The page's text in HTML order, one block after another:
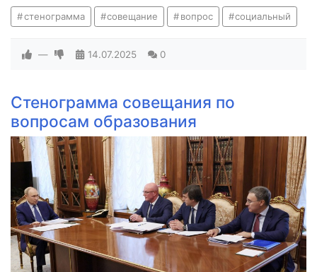
стенограмма совещание вопрос социальный
— 14.07.2025 0
Стенограмма совещания по
вопросам образования